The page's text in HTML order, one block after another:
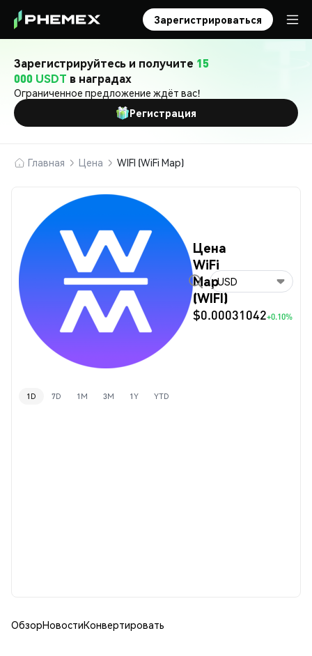
Зарегистрироваться
Зарегистрируйтесь и получите 15
000 USDT в наградах
Ограниченное предложение ждёт вас!
Регистрация
Главная Цена WIFI (WiFi Map)
Цена
WiFi
Map
(WIFI)
$0.00031042+0.10%
USD
1D 7D 1M 3M 1Y YTD
ОбзорНовостиКонвертировать